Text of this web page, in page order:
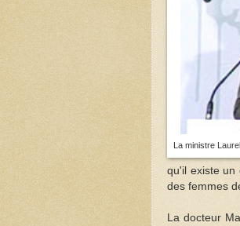
La ministre
qu'il existe un
des femmes
La docteur